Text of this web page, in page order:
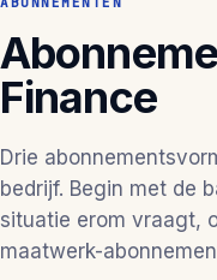
Finance
Drie
bedrijf. Begin met de
situatie erom vraagt,
maatwerk-